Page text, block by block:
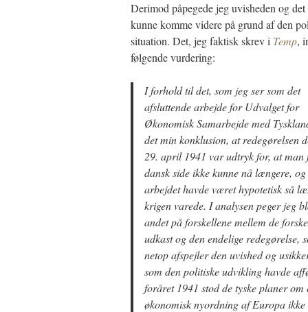
Derimod påpegede jeg uvisheden og
kunne komme videre på grund af den
situation. Det, jeg faktisk skrev i Temp,
følgende vurdering:
I forhold til det, som jeg ser som det
afsluttende arbejde for Udvalget for
Økonomisk Samarbejde med
det min konklusion, at redegørelsen
29. april 1941 var udtryk for, at man
dansk side ikke kunne nå længere,
arbejdet havde været hypotetisk så
krigen varede. I analysen peger jeg
andet på forskellene mellem de
udkast og den endelige redegørelse,
netop afspejler den uvished og
som den politiske udvikling havde
foråret 1941 stod de tyske planer om
økonomisk nyordning af Europa ikke